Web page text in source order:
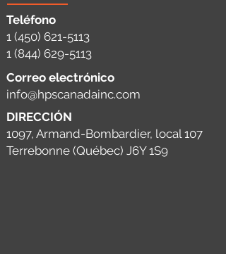
Teléfono
1 (450) 621-5113
1 (844) 629-5113
Correo electrónico
info@hpscanadainc.com
DIRECCIÓN
1097, Armand-Bombardier, local 107
Terrebonne (Québec) J6Y 1S9